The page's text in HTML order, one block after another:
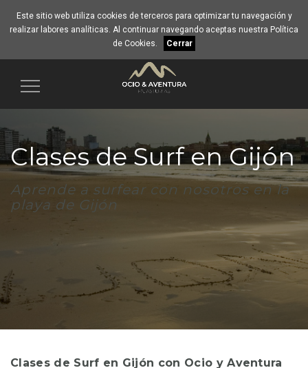
Navegación
Este sitio web utiliza cookies de terceros para optimizar tu navegación y
realizar labores analíticas. Al continuar navegando aceptas nuestra Política
de Cookies. Cerrar
Clases de Surf en Gijón
Aprende a surfear con nosotros en la
playa de Gijón
Clases de Surf en Gijón con Ocio y Aventura